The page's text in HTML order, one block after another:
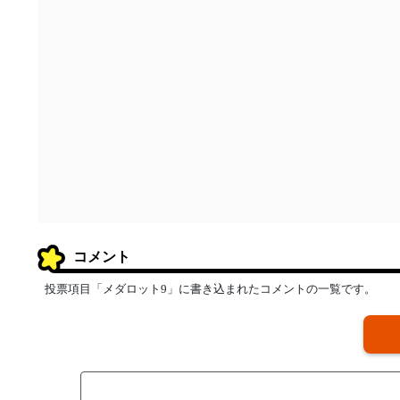
コメント
投票項目「メダロット9」に書き込まれたコメントの一覧です。